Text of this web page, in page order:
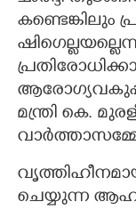
കണ്ടെങ്കിലും
മന്ത്രി കെ.
ചെയ്യുന്ന